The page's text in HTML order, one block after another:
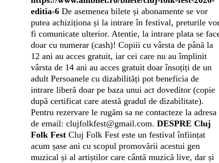
editia-6 De asemenea bilete și abonamente se vor
putea achiziționa și la intrare în festival, preturile
fi comunicate ulterior. Atentie, la intrare plata se
doar cu numerar (cash)! Copiii cu vârsta de până la
12 ani au acces gratuit, iar cei care nu au împlinit
vârsta de 14 ani au acces gratuit doar însoțiți de un
adult Persoanele cu dizabilități pot beneficia de
intrare liberă doar pe baza unui act doveditor (copie
după certificat care atestă gradul de dizabilitate).
Pentru rezervare le rugăm sa ne contacteze la adresa
de email: clujfolkfest@gmail.com. DESPRE Cluj
Folk Fest Cluj Folk Fest este un festival înființat
acum șase ani cu scopul promovării acestui gen
muzical și al artiștilor care cântă muzică live, dar și